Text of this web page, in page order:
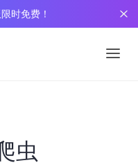
时免费！
虫